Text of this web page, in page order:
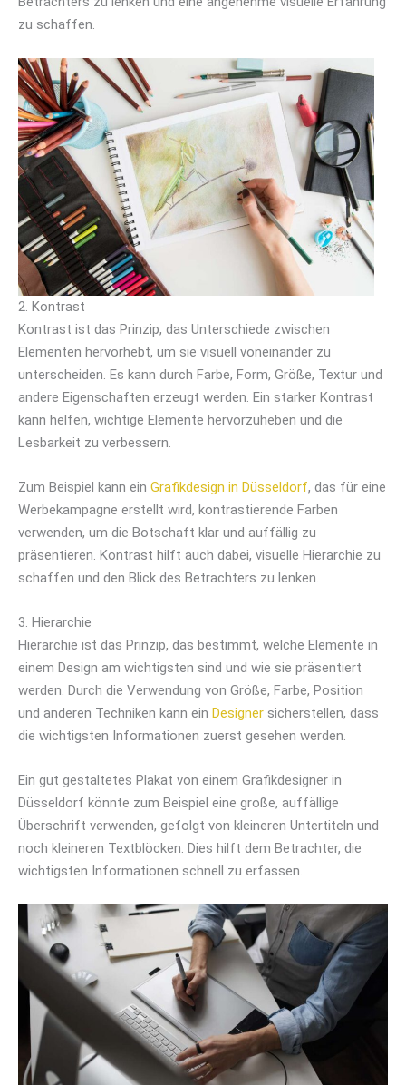
zu schaffen.
2. Kontrast
Kontrast ist das Prinzip, das Unterschiede zwischen
Elementen hervorhebt, um sie visuell voneinander zu
unterscheiden. Es kann durch Farbe, Form, Größe, Textur und
andere Eigenschaften erzeugt werden. Ein starker Kontrast
kann helfen, wichtige Elemente hervorzuheben und die
Lesbarkeit zu verbessern.
Zum Beispiel kann ein Grafikdesign in Düsseldorf, das für eine
Werbekampagne erstellt wird, kontrastierende Farben
verwenden, um die Botschaft klar und auffällig zu
präsentieren. Kontrast hilft auch dabei, visuelle Hierarchie zu
schaffen und den Blick des Betrachters zu lenken.
3. Hierarchie
Hierarchie ist das Prinzip, das bestimmt, welche Elemente in
einem Design am wichtigsten sind und wie sie präsentiert
werden. Durch die Verwendung von Größe, Farbe, Position
und anderen Techniken kann ein Designer sicherstellen, dass
die wichtigsten Informationen zuerst gesehen werden.
Ein gut gestaltetes Plakat von einem Grafikdesigner in
Düsseldorf könnte zum Beispiel eine große, auffällige
Überschrift verwenden, gefolgt von kleineren Untertiteln und
noch kleineren Textblöcken. Dies hilft dem Betrachter, die
wichtigsten Informationen schnell zu erfassen.